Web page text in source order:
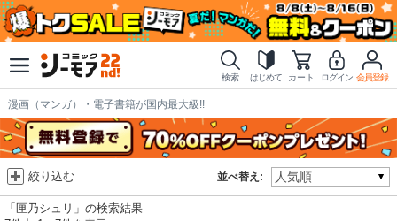
検索 はじめて カート ログイン 会員登録
漫画（マンガ）・電子書籍が国内最大級!!
並べ替え:
絞り込む
「匣乃シュリ」の検索結果